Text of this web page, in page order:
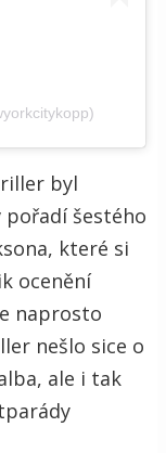
byl
šestého
které si
ocenění
naprosto
nešlo sice o
ale i tak